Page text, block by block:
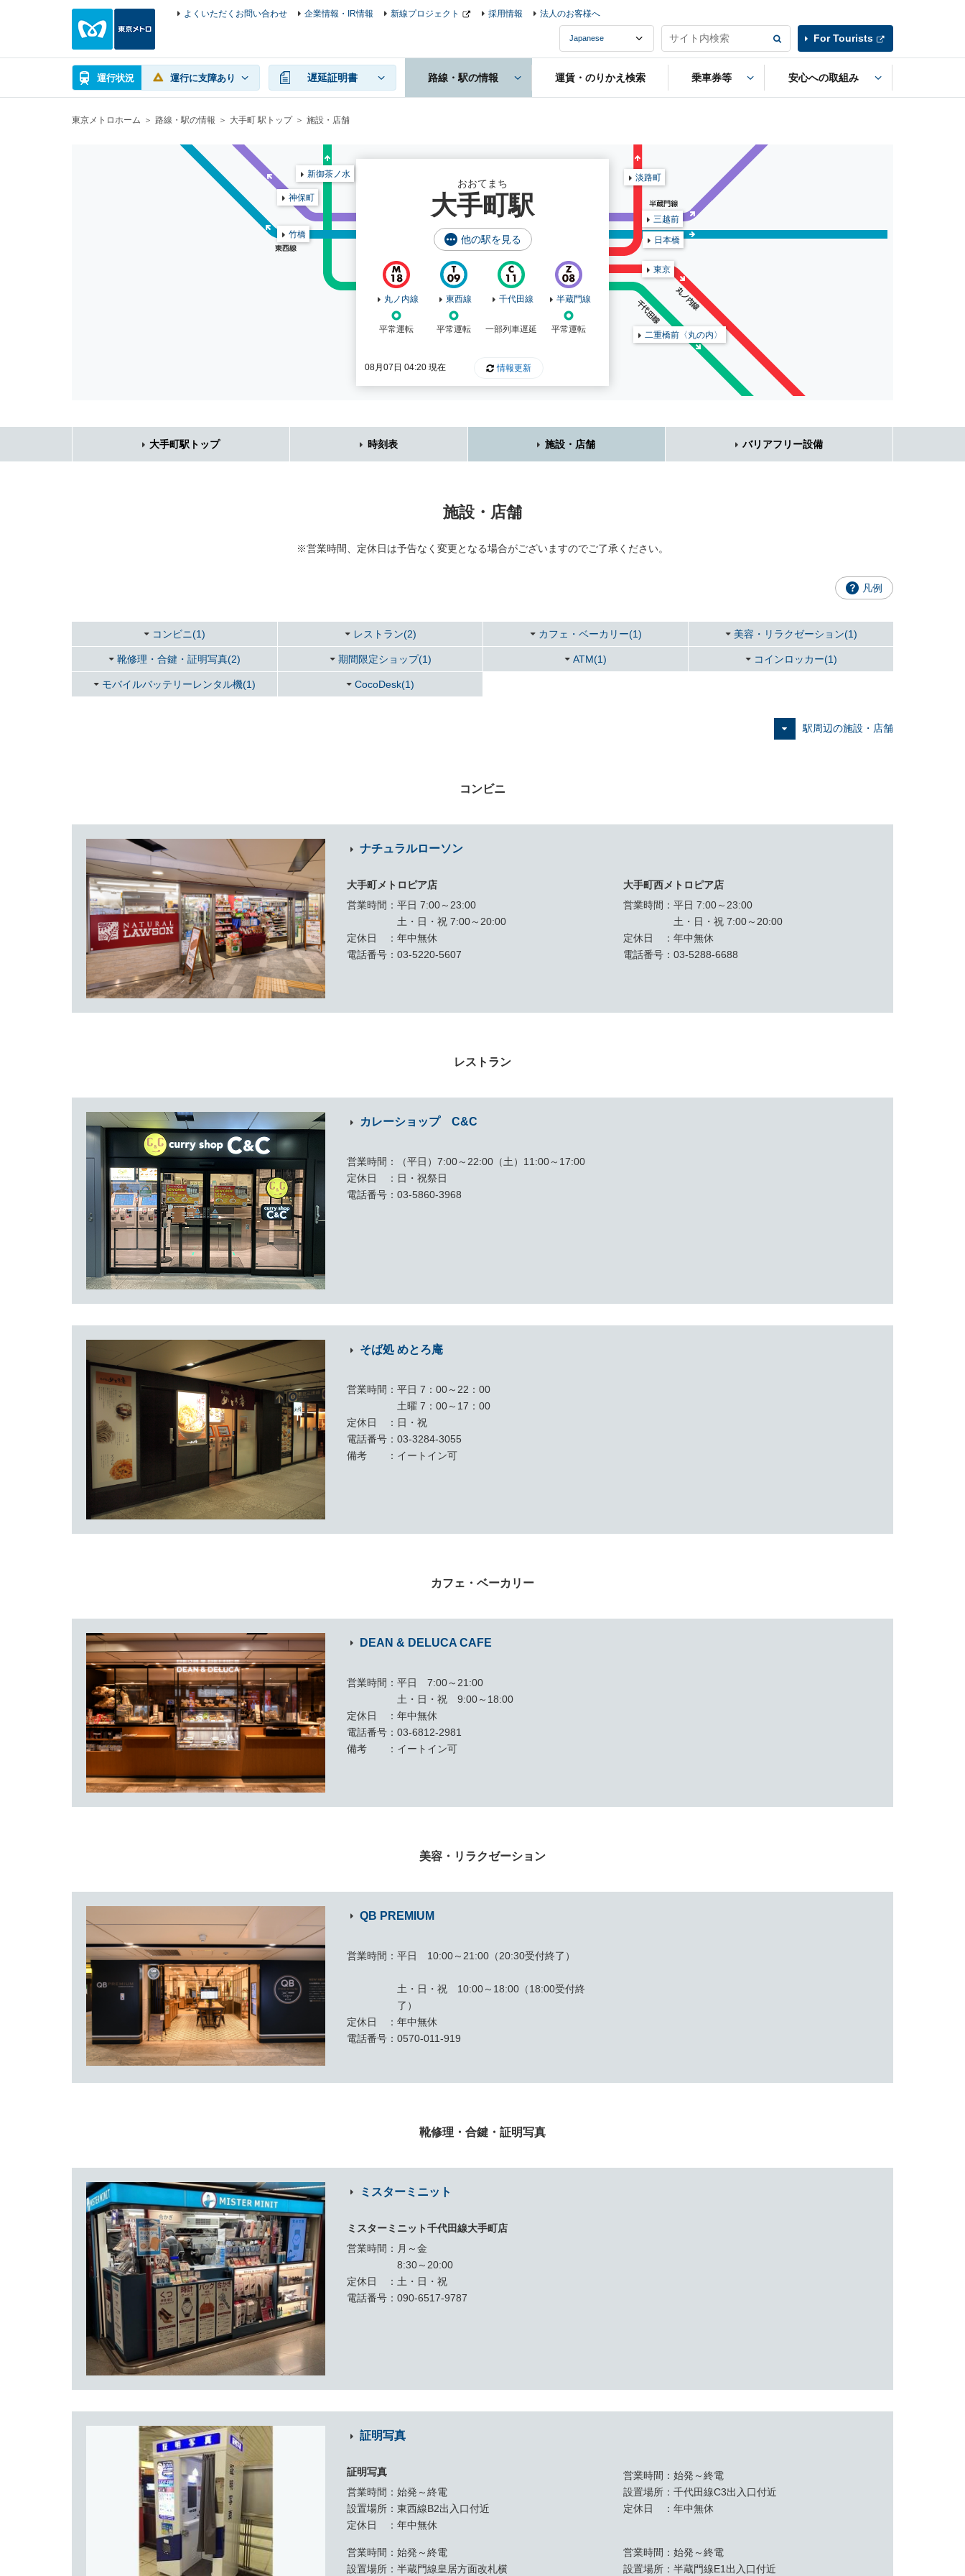
運行状況 運行に支障あり 遅延証明書 路線・駅の情報 運賃・のりかえ検索 乗車券等 安心への取組み
よくいただくお問い合わせ 企業情報・IR情報 新線プロジェクト 採用情報 法人のお客様へ
For Tourists
東京メトロホーム 路線・駅の情報 大手町 駅トップ 施設・店舗
おおてまち
大手町駅
他の駅を見る
08月07日 04:20 現在 情報更新
丸ノ内線
平常運転
東西線
平常運転
千代田線
一部列車遅延
半蔵門線
平常運転
東京
淡路町
竹橋
日本橋
二重橋前〈丸の内〉
新御茶ノ水
神保町
三越前
大手町駅トップ 時刻表 施設・店舗 バリアフリー設備
施設・店舗
※営業時間、定休日は予告なく変更となる場合がございますのでご了承ください。
凡例
コンビニ(1) レストラン(2) カフェ・ベーカリー(1) 美容・リラクゼーション(1)
靴修理・合鍵・証明写真(2) 期間限定ショップ(1) ATM(1) コインロッカー(1)
モバイルバッテリーレンタル機(1) CocoDesk(1)
駅周辺の施設・店舗
コンビニ
ナチュラルローソン
大手町メトロピア店
営業時間
平日 7:00～23:00
土・日・祝 7:00～20:00
定休日
年中無休
電話番号
03-5220-5607
大手町西メトロピア店
営業時間
平日 7:00～23:00
土・日・祝 7:00～20:00
定休日
年中無休
電話番号
03-5288-6688
レストラン
カレーショップ C&C
営業時間
（平日）7:00～22:00（土）11:00～17:00
定休日
日・祝祭日
電話番号
03-5860-3968
そば処 めとろ庵
営業時間
平日 7：00～22：00
土曜 7：00～17：00
定休日
日・祝
電話番号
03-3284-3055
備考
イートイン可
カフェ・ベーカリー
DEAN & DELUCA CAFE
営業時間
平日 7:00～21:00
土・日・祝 9:00～18:00
定休日
年中無休
電話番号
03-6812-2981
備考
イートイン可
美容・リラクゼーション
QB PREMIUM
営業時間 平日 10:00～21:00（20:30受付終了）
土・日・祝 10:00～18:00（18:00受付終
了）
定休日
年中無休
電話番号
0570-011-919
靴修理・合鍵・証明写真
ミスターミニット
ミスターミニット千代田線大手町店
営業時間
月～金
8:30～20:00
定休日
土・日・祝
電話番号
090-6517-9787
証明写真
証明写真
営業時間
始発～終電
設置場所
東西線B2出入口付近
定休日
年中無休
営業時間
始発～終電
設置場所
千代田線C3出入口付近
定休日
年中無休
営業時間
始発～終電
設置場所
半蔵門線皇居方面改札横
営業時間
始発～終電
設置場所
半蔵門線E1出入口付近